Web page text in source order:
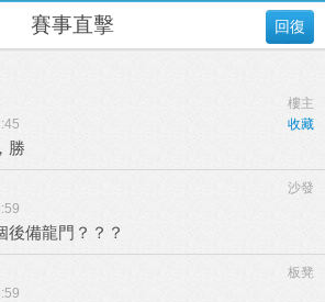
回復
賽事直擊
樓主
收藏
勝
沙發
後備龍門？？？
板凳